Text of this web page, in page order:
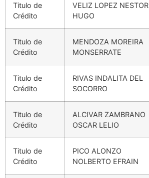
Titulo de
Crédito
VELIZ LOPEZ NESTOR
HUGO
Titulo de
Crédito
MENDOZA MOREIRA
MONSERRATE
Titulo de
Crédito
RIVAS INDALITA DEL
SOCORRO
Titulo de
Crédito
ALCIVAR ZAMBRANO
OSCAR LELIO
Titulo de
Crédito
PICO ALONZO
NOLBERTO EFRAIN